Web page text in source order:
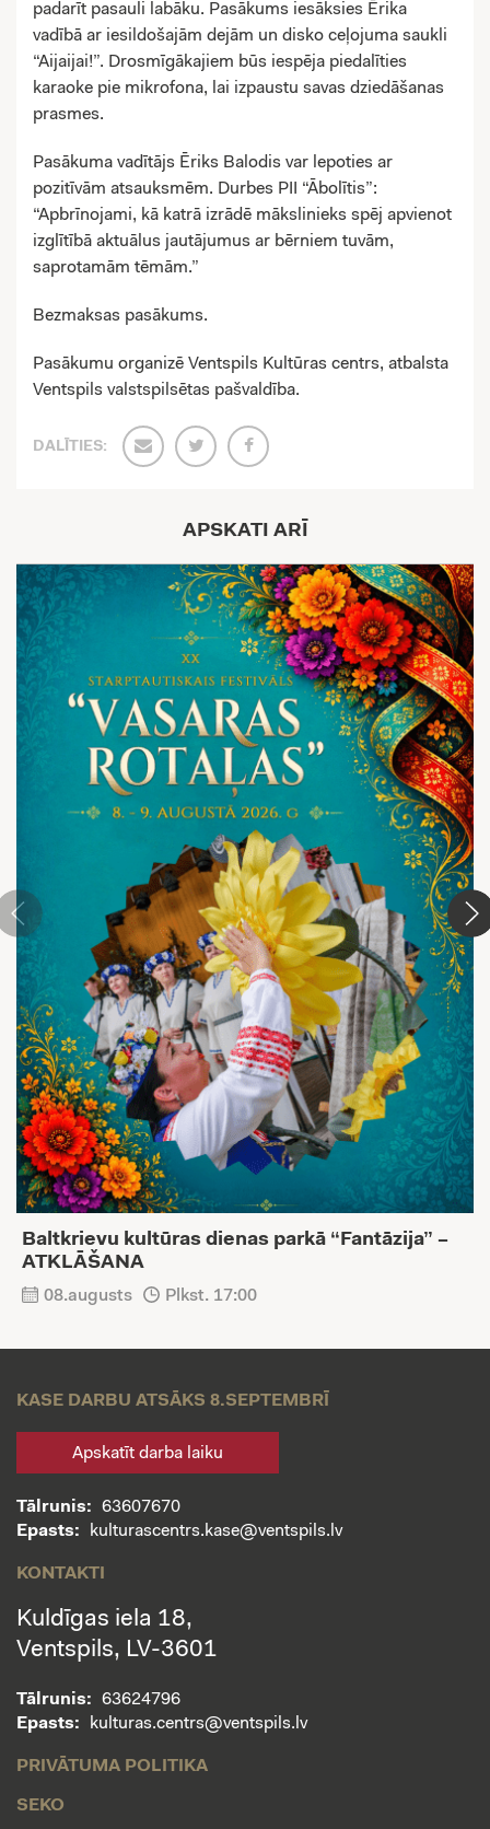
padarīt pasauli labāku. Pasākums iesāksies Ērika
vadībā ar iesildošajām dejām un disko ceļojuma saukli
“Aijaijai!”. Drosmīgākajiem būs iespēja piedalīties
karaoke pie mikrofona, lai izpaustu savas dziedāšanas
prasmes.
Pasākuma vadītājs Ēriks Balodis var lepoties ar
pozitīvām atsauksmēm. Durbes PII “Ābolītis”:
“Apbrīnojami, kā katrā izrādē mākslinieks spēj apvienot
izglītībā aktuālus jautājumus ar bērniem tuvām,
saprotamām tēmām.”
Bezmaksas pasākums.
Pasākumu organizē Ventspils Kultūras centrs, atbalsta
Ventspils valstspilsētas pašvaldība.
DALĪTIES:
APSKATI ARĪ
Baltkrievu kultūras dienas parkā “Fantāzija” –
ATKLĀŠANA
08.augusts Plkst. 17:00
KASE DARBU ATSĀKS 8.SEPTEMBRĪ
Apskatīt darba laiku
Tālrunis:
63607670
Epasts:
kulturascentrs.kase@ventspils.lv
KONTAKTI
Kuldīgas iela 18,
Ventspils, LV-3601
Tālrunis:
63624796
Epasts:
kulturas.centrs@ventspils.lv
PRIVĀTUMA POLITIKA
SEKO